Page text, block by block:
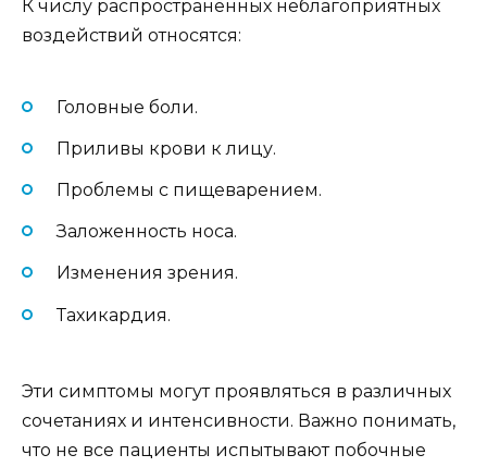
К числу распространённых неблагоприятных
воздействий относятся:
Головные боли.
Приливы крови к лицу.
Проблемы с пищеварением.
Заложенность носа.
Изменения зрения.
Тахикардия.
Эти симптомы могут проявляться в различных
сочетаниях и интенсивности. Важно понимать,
что не все пациенты испытывают побочные